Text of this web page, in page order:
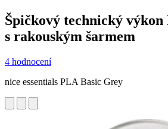
Špičkový technický
s rakouským šarmem
4 hodnocení
nice essentials PLA Basic Grey